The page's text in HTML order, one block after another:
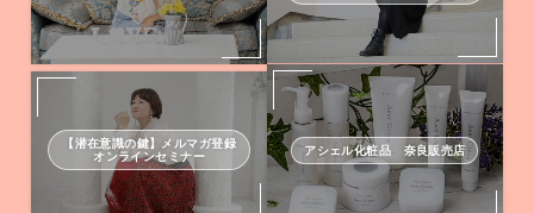
【潜在意識の鍵】メルマガ登録
オンラインセミナー
アシェル化粧品 奈良販売店